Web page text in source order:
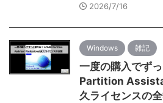
2026/7/16
Windows 雑記
一度の購入でず
Partition
久ライセンスの